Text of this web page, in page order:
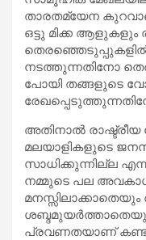
താരതമ്യേന
ഒട്ടു മിക്ക ആളുകളും
തെരഞ്ഞെടുപ്പുകളിൽ
നടത്തുന്നതിനോ
പോയി തങ്ങളുടെ
അതിനാൽ
മലയാളികളുടെ
സാധിക്കുന്നില്ല
നമ്മുടെ പല
പ്രവണതയാണ് കണ്ടു